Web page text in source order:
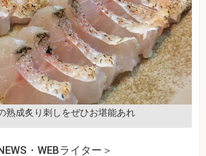
熟成炙り刺しをぜひお堪能あれ
・WEBライター＞